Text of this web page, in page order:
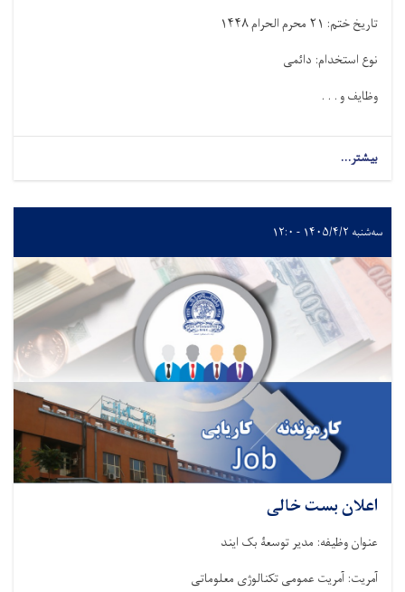
تاریخ ختم: ۲۱ محرم الحرام۱۴۴۸
نوع استخدام: دائمی
وظایف و . . .
بیشتر...
سه‌شنبه ۱۴۰۵/۴/۲ - ۱۲:۰
اعلان بست خالی
عنوان وظیفه: مدیر توسعۀ بک ایند
آمریت: آمریت عمومی تکنالوژی معلوماتی